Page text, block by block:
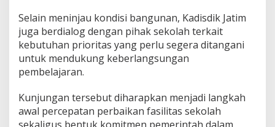
D
i
n
a
s
n
d
Selain meninjau kondisi bangunan, Kadisdik Jatim
juga berdialog dengan pihak sekolah terkait
kebutuhan prioritas yang perlu segera ditangani
untuk mendukung keberlangsungan
pembelajaran.
Kunjungan tersebut diharapkan menjadi langkah
awal percepatan perbaikan fasilitas sekolah